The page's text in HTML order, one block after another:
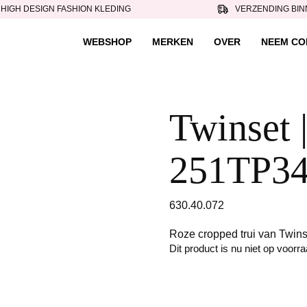
HIGH DESIGN FASHION KLEDING VERZENDING
WEBSHOP MERKEN OVER NEEM
Twinset
630.40.072
Roze cropped trui van
Dit product is nu niet op